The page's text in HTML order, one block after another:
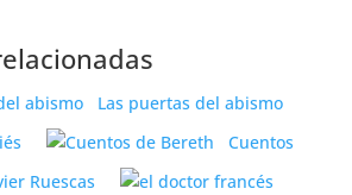
Las puertas del abismo
Cuentos
Ruescas